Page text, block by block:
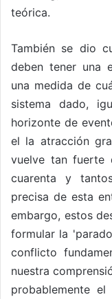
teórica.
También se dio
deben tener una
una medida de
sistema dado,
horizonte de
el la atracción
vuelve tan fuerte
cuarenta y
precisa de esta
embargo, estos
formular la
conflicto
nuestra
probablemente